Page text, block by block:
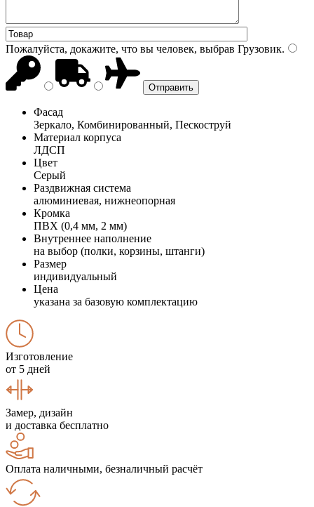
Пожалуйста, докажите, что вы человек, выбрав Грузовик.
Фасад
Зеркало, Комбинированный, Пескоструй
Материал корпуса
ЛДСП
Цвет
Серый
Раздвижная система
алюминиевая, нижнеопорная
Кромка
ПВХ (0,4 мм, 2 мм)
Внутреннее наполнение
на выбор (полки, корзины, штанги)
Размер
индивидуальный
Цена
указана за базовую комплектацию
Изготовление
от 5 дней
Замер, дизайн
и доставка бесплатно
Оплата наличными, безналичный расчёт